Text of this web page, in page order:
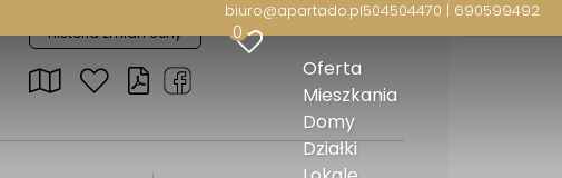
biuro@apartado.pl504504470 | 690599492
0
Oferta
Mieszkania
Domy
Działki
Historia zmian ceny